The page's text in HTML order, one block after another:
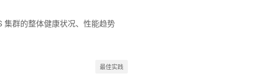
集群的整体健康状况、性能趋势
最佳实践